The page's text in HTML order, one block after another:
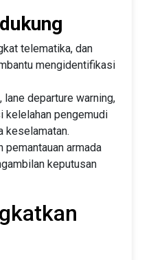
telematika, dan
mengidentifikasi
departure warning,
kelelahan pengemudi
keselamatan.
pemantauan armada
keputusan